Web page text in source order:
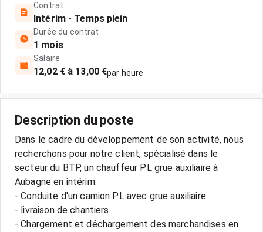
Contrat
Intérim - Temps plein
Durée du contrat
1 mois
Salaire
12,02 € à 13,00 €par heure
Description du poste
Dans le cadre du développement de son activité, nous
recherchons pour notre client, spécialisé dans le
secteur du BTP, un chauffeur PL grue auxiliaire à
Aubagne en intérim.
- Conduite d'un camion PL avec grue auxiliaire
- livraison de chantiers
- Chargement et déchargement des marchandises en